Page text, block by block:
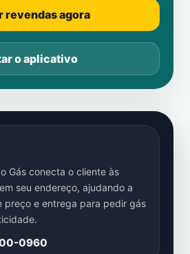
revendas agora
o aplicativo
Gás conecta o cliente às
seu endereço, ajudando a
preço e entrega para pedir gás
0960